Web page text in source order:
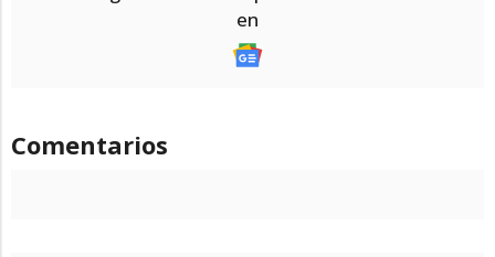
en
Comentarios